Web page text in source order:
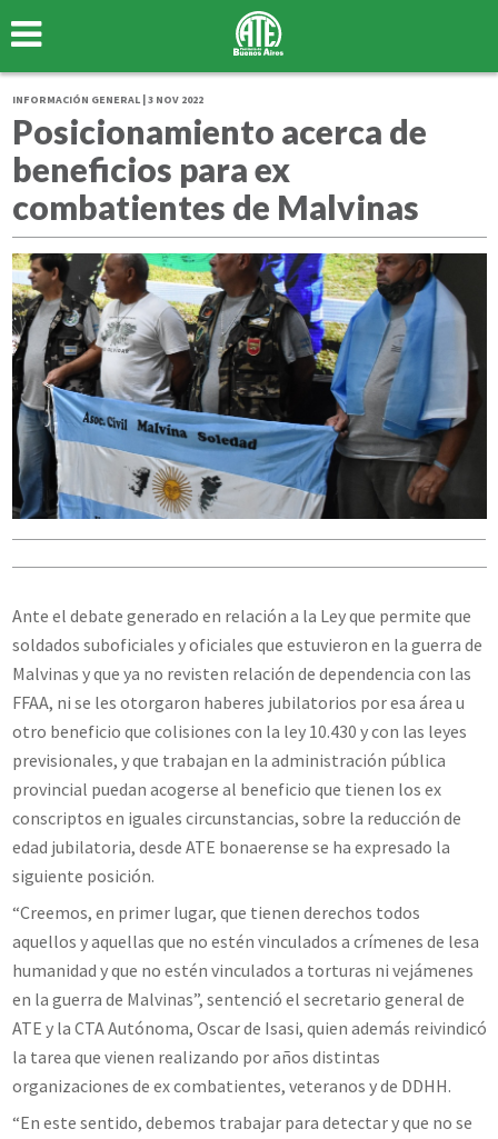
INFORMACIÓN GENERAL | 3 NOV 2022
Posicionamiento acerca de
beneficios para ex
combatientes de Malvinas
Ante el debate generado en relación a la Ley que permite que
soldados suboficiales y oficiales que estuvieron en la guerra de
Malvinas y que ya no revisten relación de dependencia con las
FFAA, ni se les otorgaron haberes jubilatorios por esa área u
otro beneficio que colisiones con la ley 10.430 y con las leyes
previsionales, y que trabajan en la administración pública
provincial puedan acogerse al beneficio que tienen los ex
conscriptos en iguales circunstancias, sobre la reducción de
edad jubilatoria, desde ATE bonaerense se ha expresado la
siguiente posición.
“Creemos, en primer lugar, que tienen derechos todos
aquellos y aquellas que no estén vinculados a crímenes de lesa
humanidad y que no estén vinculados a torturas ni vejámenes
en la guerra de Malvinas”, sentenció el secretario general de
ATE y la CTA Autónoma, Oscar de Isasi, quien además reivindicó
la tarea que vienen realizando por años distintas
organizaciones de ex combatientes, veteranos y de DDHH.
“En este sentido, debemos trabajar para detectar y que no se